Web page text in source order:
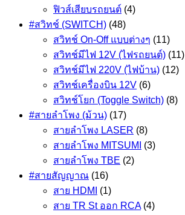
ฟิวส์เสียบรถยนต์ (4)
#สวิทช์ (SWITCH) (48)
สวิทช์ On-Off แบบต่างๆ (11)
สวิทช์มีไฟ 12V (ไฟรถยนต์) (11)
สวิทช์มีไฟ 220V (ไฟบ้าน) (12)
สวิทช์เครื่องบิน 12V (6)
สวิทช์โยก (Toggle Switch) (8)
#สายลำโพง (ม้วน) (17)
สายลำโพง LASER (8)
สายลำโพง MITSUMI
(3)
สายลำโพง TBE (2)
#สายสัญญาณ (16)
สาย HDMI
(1)
สาย TR St ออก RCA (4)